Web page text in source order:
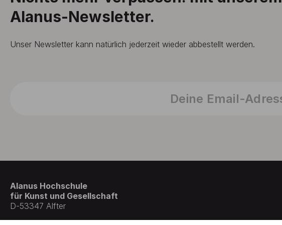
Alanus-Newsletter.
Unser Newsletter kann natürlich jederzeit wieder abbestellt werden.
Alanus Hochschule
für Kunst und Gesellschaft
D-53347 Alfter